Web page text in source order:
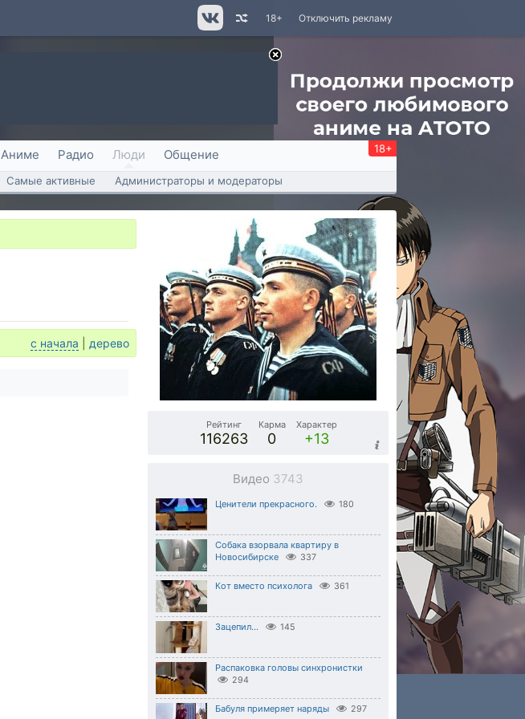
Отключить рекламу
18+
Аниме Радио Люди Общение 18+
Самые активные Администраторы и модераторы
с начала дерево
Рейтинг
116263
Карма
0
Характер
+13
Видео 3743
Ценители прекрасного. 180
Собака взорвала квартиру в
Новосибирске
337
Кот вместо психолога 361
Зацепил... 145
Распаковка головы синхронистки
294
Бабуля примеряет наряды 297